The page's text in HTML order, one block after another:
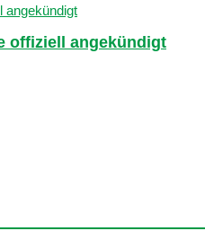
offiziell angekündigt